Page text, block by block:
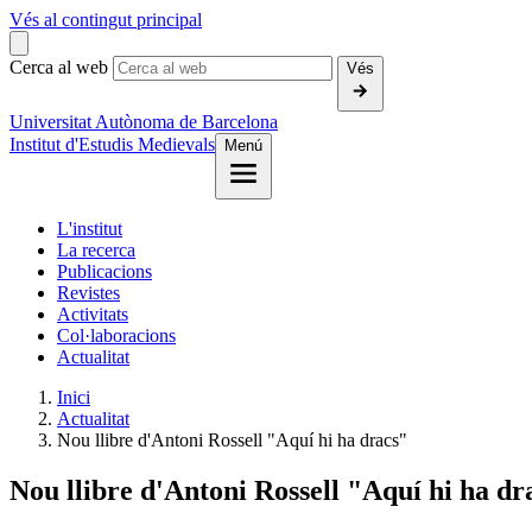
Vés al contingut principal
Cerca al web Vés
Universitat Autònoma de Barcelona
Institut d'Estudis Medievals
Menú
L'institut
La recerca
Publicacions
Revistes
Activitats
Col·laboracions
Actualitat
Inici
Actualitat
Nou llibre d'Antoni Rossell "Aquí hi ha dracs"
Nou llibre d'Antoni Rossell "Aquí hi ha